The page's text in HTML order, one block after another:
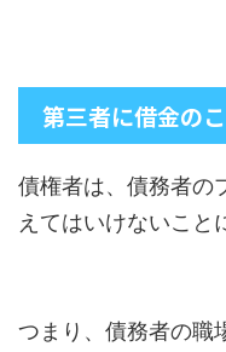
第三者に借金の
債権者は、債務者の
えてはいけないこと
つまり、債務者の